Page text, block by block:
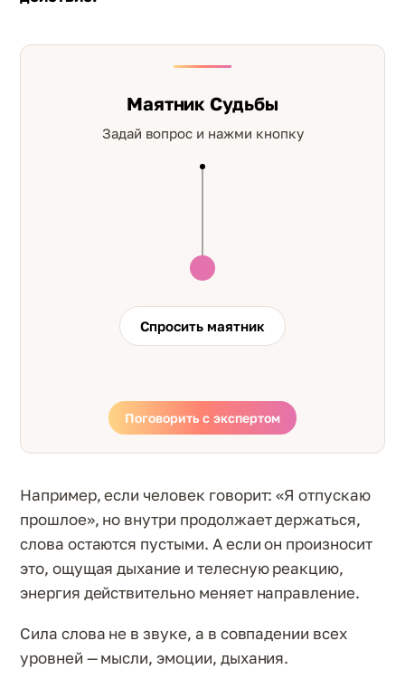
Маятник Судьбы
Задай вопрос и нажми кнопку
Спросить маятник
Поговорить с экспертом
Например, если человек говорит: «Я отпускаю
прошлое», но внутри продолжает держаться,
слова остаются пустыми. А если он произносит
это, ощущая дыхание и телесную реакцию,
энергия действительно меняет направление.
Сила слова не в звуке, а в совпадении всех
уровней — мысли, эмоции, дыхания.